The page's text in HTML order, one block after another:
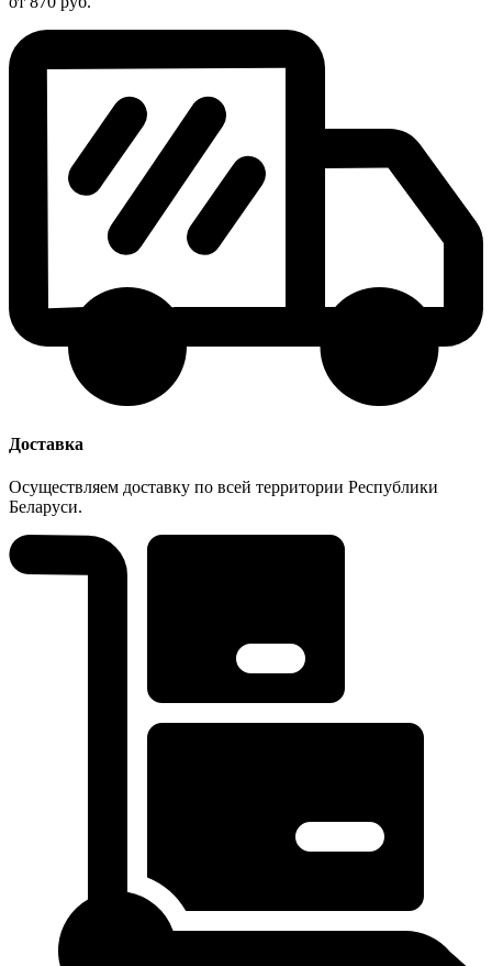
Доставка
Осуществляем доставку по всей территории Республики
Беларуси.